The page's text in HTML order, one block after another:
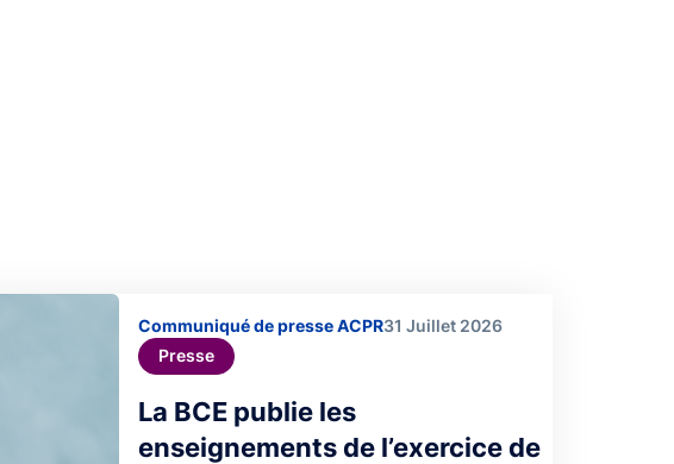
Communiqué de presse ACPR31 Juillet 2026
Presse
La BCE publie les
enseignements de l’exercice de